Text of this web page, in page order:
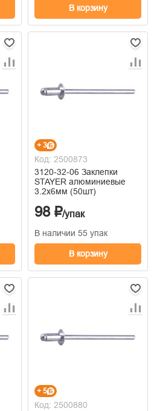
В корзину
+ 3
Код: 2500873
3120-32-06 Заклепки
STAYER алюминиевые
3.2х6мм (50шт)
98 ₽/упак
В наличии 55 упак
В корзину
+ 5
Код: 2500880